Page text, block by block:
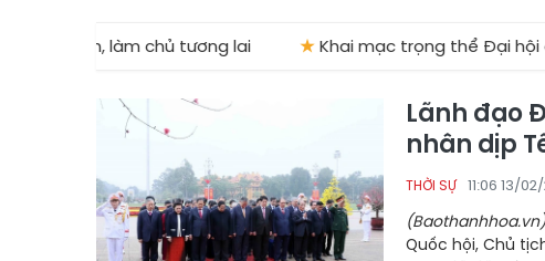
làm chủ tương lai ★ Khai mạc trọng thể Đại hội đại biểu
Lãnh đạo
nhân dịp
THỜI SỰ 11:06 13/
(Baothanhhoa.vn)
Quốc hội, Chủ